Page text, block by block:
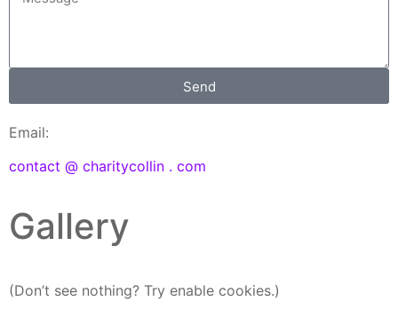
Send
Email:
contact @ charitycollin . com
Gallery
(Don’t see nothing? Try enable cookies.)